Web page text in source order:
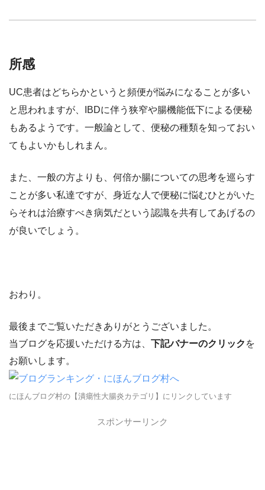
所感
UC患者はどちらかというと頻便が悩みになることが多い
と思われますが、IBDに伴う狭窄や腸機能低下による便秘
もあるようです。一般論として、便秘の種類を知っておい
てもよいかもしれまん。
また、一般の方よりも、何倍か腸についての思考を巡らす
ことが多い私達ですが、身近な人で便秘に悩むひとがいた
らそれは治療すべき病気だという認識を共有してあげるの
が良いでしょう。
おわり。
最後までご覧いただきありがとうございました。
当ブログを応援いただける方は、 下記バナーのクリック を
お願いします。
にほんブログ村の【潰瘍性大腸炎カテゴリ】にリンクしています
スポンサーリンク